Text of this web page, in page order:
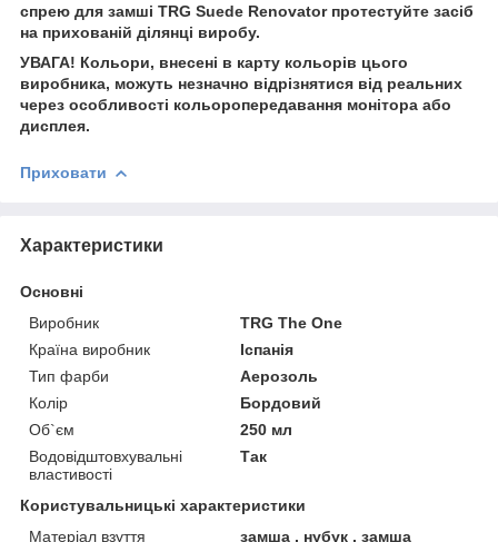
спрею для замші TRG Suede Renovator протестуйте засіб
на прихованій ділянці виробу.
УВАГА! Кольори, внесені в карту кольорів цього
виробника, можуть незначно відрізнятися від реальних
через особливості кольоропередавання монітора або
дисплея.
Приховати
Характеристики
Основні
Виробник
TRG The One
Країна виробник
Іспанія
Тип фарби
Аерозоль
Колір
Бордовий
Об`єм
250 мл
Водовідштовхувальні
властивості
Так
Користувальницькі характеристики
Матеріал взуття
замша , нубук , замша